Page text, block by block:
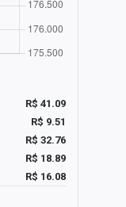
R$ 41.09
R$ 9.51
R$ 32.76
R$ 18.89
R$ 16.08